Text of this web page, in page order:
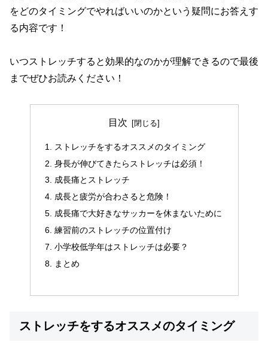
をどのタイミングでやればいいのかという疑問にお答えす
る内容です！
いつストレッチすると効果的なのかが理解できるので最後
までぜひお読みください！
目次
ストレッチをするオススメのタイミング
身長が伸びてきたらストレッチは必須！
成長痛とストレッチ
成長と疲労が合わさると危険！
成長痛で大好きなサッカーを休まないために
練習前のストレッチの位置付け
小学校低学年はストレッチは必要？
まとめ
ストレッチをするオススメのタイミング